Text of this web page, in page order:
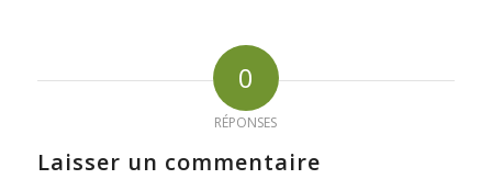
0
RÉPONSES
Laisser un commentaire